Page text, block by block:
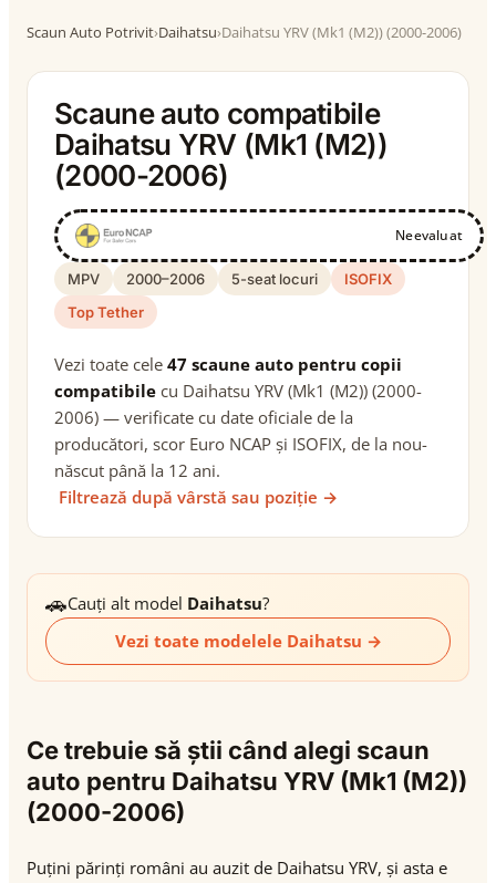
Scaun Auto Potrivit›Daihatsu›Daihatsu YRV (Mk1 (M2)) (2000-2006)
Scaune auto compatibile
Daihatsu YRV (Mk1 (M2))
(2000-2006)
Neevaluat
MPV 2000–2006 5-seat locuri
ISOFIX
Top Tether
Vezi toate cele 47 scaune auto pentru copii
compatibile cu Daihatsu YRV (Mk1 (M2)) (2000-
2006) — verificate cu date oficiale de la
producători, scor Euro NCAP și ISOFIX, de la nou-
născut până la 12 ani.
Filtrează după vârstă sau poziție →
🚗Cauți alt model Daihatsu?
Vezi toate modelele Daihatsu →
Ce trebuie să știi când alegi scaun
auto pentru Daihatsu YRV (Mk1 (M2))
(2000-2006)
Puțini părinți români au auzit de Daihatsu YRV, și asta e